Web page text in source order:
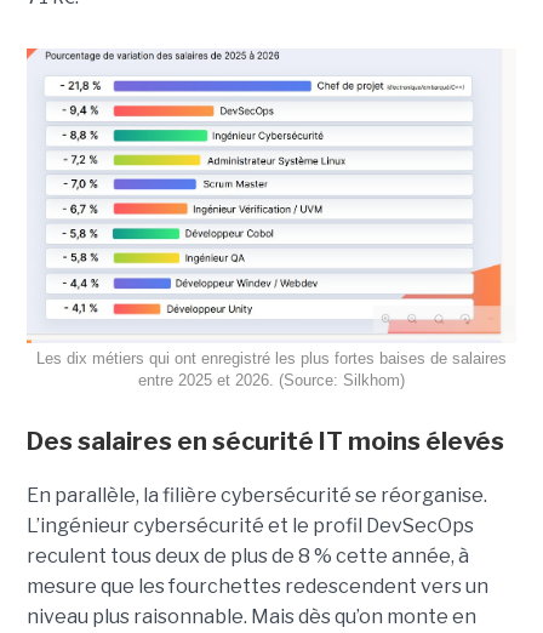
Les dix métiers qui ont enregistré les plus fortes baises de salaires
entre 2025 et 2026. (Source: Silkhom)
Des salaires en sécurité IT moins élevés
En parallèle, la filière cybersécurité se réorganise.
L’ingénieur cybersécurité et le profil DevSecOps
reculent tous deux de plus de 8 % cette année, à
mesure que les fourchettes redescendent vers un
niveau plus raisonnable. Mais dès qu’on monte en